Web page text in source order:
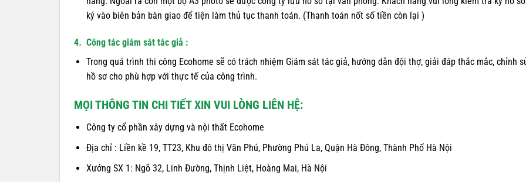
ký vào biên bản bàn giao để tiện làm thủ tục thanh toán. (Thanh toán nốt số tiền còn lại )
4. Công tác giám sát tác giả :
Trong quá trình thi công Ecohome sẽ có trách nhiệm Giám sát tác giả, hướng dẫn đội thợ, giải đáp thắc mắc, chỉnh
hồ sơ cho phù hợp với thực tế của công trình.
MỌI THÔNG TIN CHI TIẾT XIN VUI LÒNG LIÊN HỆ:
Công ty cổ phần xây dựng và nội thất Ecohome
Địa chỉ : Liền kề 19, TT23, Khu đô thị Văn Phú, Phường Phú La, Quận Hà Đông, Thành Phố Hà Nội
Xưởng SX 1: Ngõ 32, Linh Đường, Thịnh Liệt, Hoàng Mai, Hà Nội